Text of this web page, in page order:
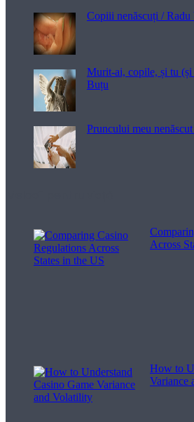
Copiii nenăscuți / Radu
Murit-ai, copile, și tu
Buțu
Pruncului meu
Across
How to
Variance